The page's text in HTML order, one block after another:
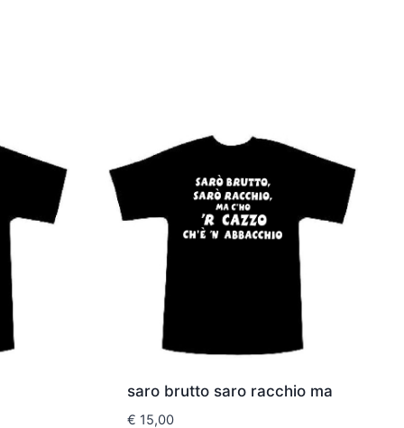
saro brutto saro racchio ma
€ 15,00